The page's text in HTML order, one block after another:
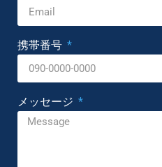
携帯番号
メッセージ